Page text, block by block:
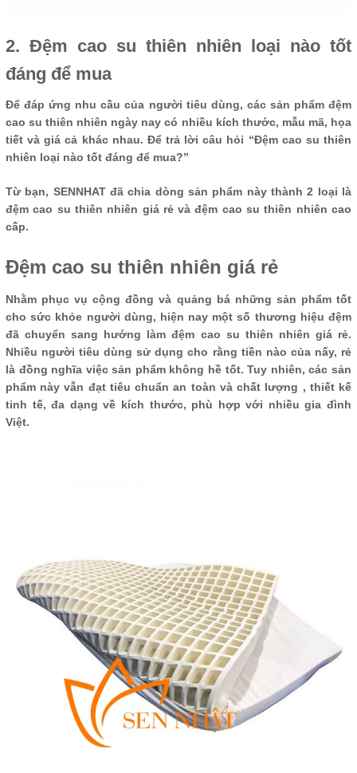
2. Đệm cao su thiên nhiên loại nào tốt
đáng để mua
Để đáp ứng nhu cầu của người tiêu dùng, các sản phẩm đệm
cao su thiên nhiên ngày nay có nhiều kích thước, mẫu mã, họa
tiết và giá cả khác nhau. Để trả lời câu hỏi “Đệm cao su thiên
nhiên loại nào tốt đáng để mua?”
Từ bạn, SENNHAT đã chia dòng sản phẩm này thành 2 loại là
đệm cao su thiên nhiên giá rẻ và đệm cao su thiên nhiên cao
cấp.
Đệm cao su thiên nhiên giá rẻ
Nhằm phục vụ cộng đồng và quảng bá những sản phẩm tốt
cho sức khỏe người dùng, hiện nay một số thương hiệu đệm
đã chuyển sang hướng làm đệm cao su thiên nhiên giá rẻ.
Nhiều người tiêu dùng sử dụng cho rằng tiền nào của nấy, rẻ
là đồng nghĩa việc sản phẩm không hề tốt. Tuy nhiên, các sản
phẩm này vẫn đạt tiêu chuẩn an toàn và chất lượng , thiết kế
tinh tế, đa dạng về kích thước, phù hợp với nhiều gia đình
Việt.